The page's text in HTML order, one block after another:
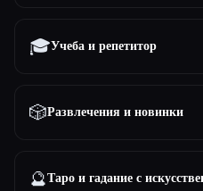
🎓Учеба и репетитор
🎲Развлечения и новинки
🔮Таро и гадание с